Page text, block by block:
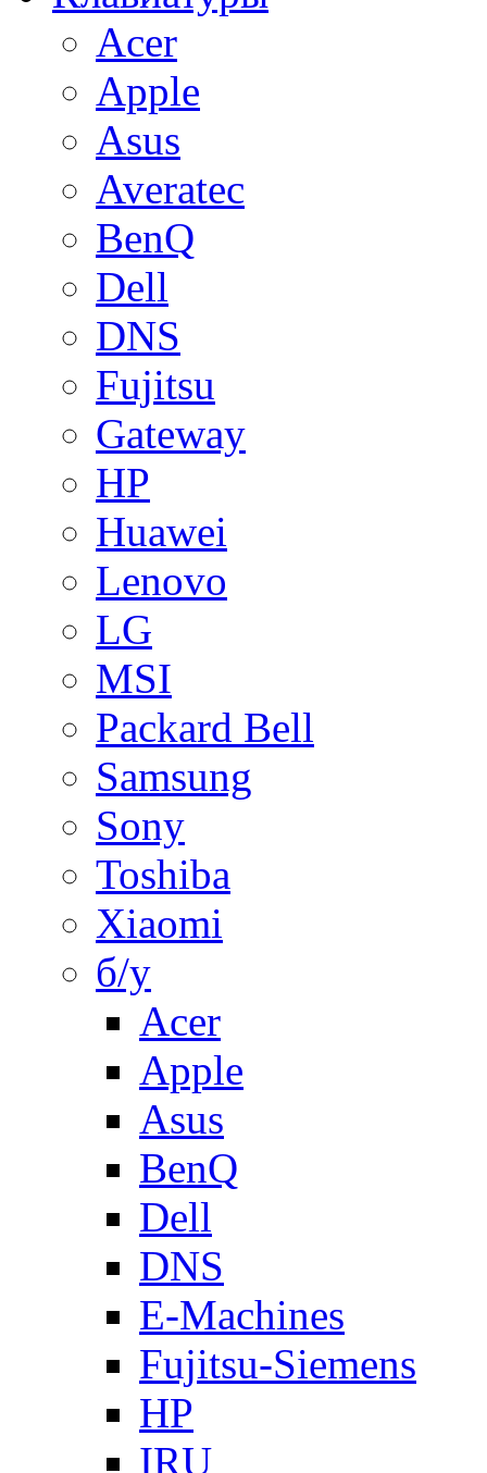
Acer
Apple
Asus
Averatec
BenQ
Dell
DNS
Fujitsu
Gateway
HP
Huawei
Lenovo
LG
MSI
Packard Bell
Samsung
Sony
Toshiba
Xiaomi
б/у
Acer
Apple
Asus
BenQ
Dell
DNS
E-Machines
Fujitsu-Siemens
HP
IRU